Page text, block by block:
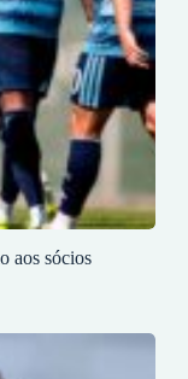
aos sócios